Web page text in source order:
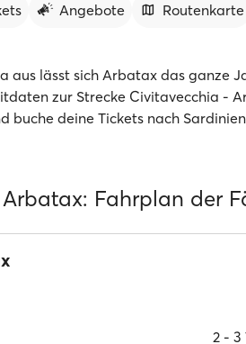
Angebote Routenkarte
aus lässt sich Arbatax das ganze
zur Strecke Civitavecchia -
buche deine Tickets nach
Fahrplan der
2 ‐